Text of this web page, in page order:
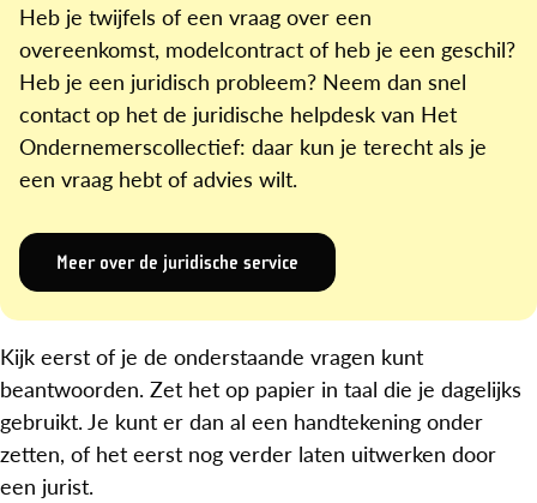
Heb je twijfels of een vraag over een
overeenkomst, modelcontract of heb je een geschil?
Heb je een juridisch probleem? Neem dan snel
contact op het de juridische helpdesk van Het
Ondernemerscollectief: daar kun je terecht als je
een vraag hebt of advies wilt.
Meer over de juridische service
Kijk eerst of je de onderstaande vragen kunt
beantwoorden. Zet het op papier in taal die je dagelijks
gebruikt. Je kunt er dan al een handtekening onder
zetten, of het eerst nog verder laten uitwerken door
een jurist.